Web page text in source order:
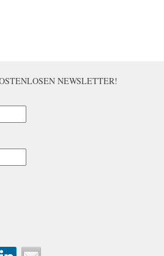
NEWSLETTER!